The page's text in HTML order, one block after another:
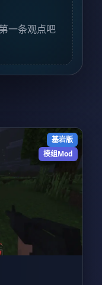
一条观点吧
基岩版
模组Mod